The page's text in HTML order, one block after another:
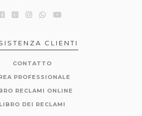
CLIENTI
CONTATTO
PROFESSIONALE
RECLAMI ONLINE
LIBRO DEI RECLAMI